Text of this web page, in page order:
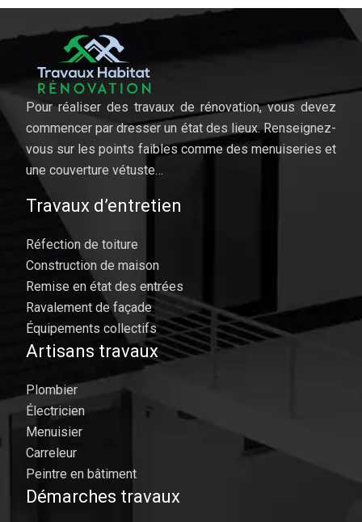
Pour réaliser des travaux de rénovation, vous devez
commencer par dresser un état des lieux. Renseignez-
vous sur les points faibles comme des menuiseries et
une couverture vétuste…
Travaux d’entretien
Réfection de toiture
Construction de maison
Remise en état des entrées
Ravalement de façade
Équipements collectifs
Artisans travaux
Plombier
Électricien
Menuisier
Carreleur
Peintre en bâtiment
Démarches travaux